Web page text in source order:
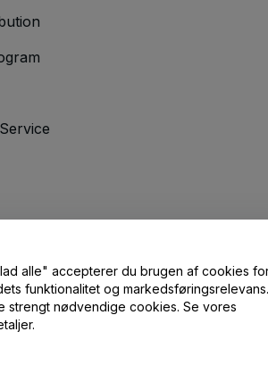
/ Kontakt os
alle" accepterer du brugen af cookies
funktionalitet og markedsføringsrelevans.
strengt nødvendige cookies. Se vores